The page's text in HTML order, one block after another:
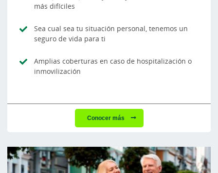
más difíciles
Sea cual sea tu situación personal, tenemos un
seguro de vida para ti
Amplias coberturas en caso de hospitalización o
inmovilización
Conocer más